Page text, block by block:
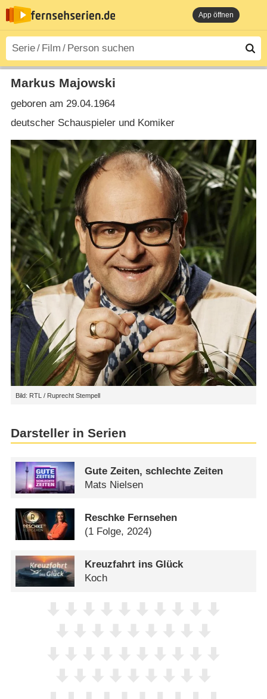
App öffnen
Bild: RTL / Ruprecht Stempell
Markus Majowski
geboren am 29.04.1964
deutscher Schauspieler und Komiker
Darsteller in Serien
Gute Zeiten, schlechte Zeiten
Mats Nielsen
Reschke Fernsehen
(1 Folge, 2024)
Kreuzfahrt ins Glück
Koch